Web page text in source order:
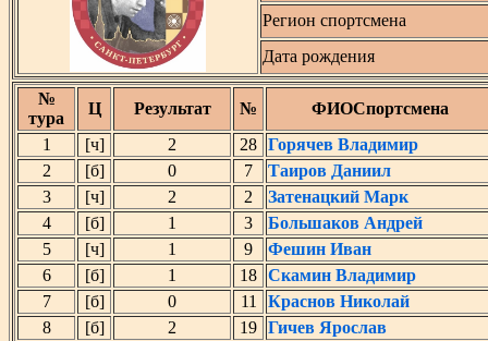
Регион спортсмена
Дата рождения
№
тура
Ц Результат №
ФИОСпортсмена
1
[ч] 2 28 Горячев Владимир
2
[б] 0 7
Таиров Даниил
3
[ч] 2 2
Затенацкий Марк
4
[б] 1 3
Большаков Андрей
5
[ч] 1 9
Фешин Иван
6
[б] 1 18 Скамин Владимир
7
[б] 0 11
Краснов Николай
8
[б] 2 19 Гичев Ярослав